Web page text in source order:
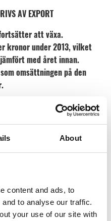
About
content and ads, to
to analyse our traffic.
your use of our site with
AV EXPORT
att växa.
kronor under 2013, vilket
med året innan.
omsättningen på den
i Sverige som har
med 11 organisationer* inom
av kunskapsföretaget Volante.
ökade med 6,8 procent.
starkare än den svenska
med 0,2 procent under